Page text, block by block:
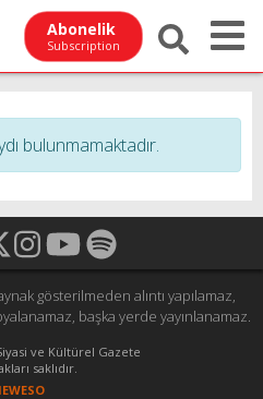
Abonelik
Subscription
bulunmamaktadır.
gösterilmeden alıntı yapılamaz,
başka yerde yayınlanamaz.
ve Kültürel Gazete
saklıdır.